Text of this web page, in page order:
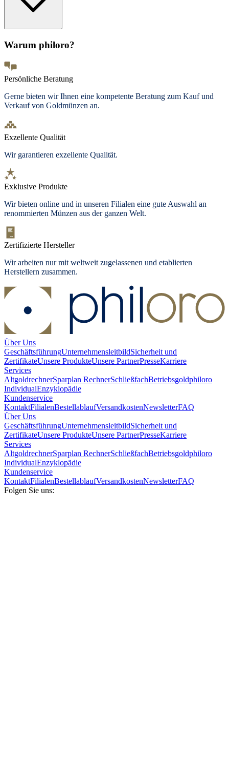
Warum philoro?
Persönliche Beratung
Gerne bieten wir Ihnen eine kompetente Beratung zum Kauf und
Verkauf von Goldmünzen an.
Exzellente Qualität
Wir garantieren exzellente Qualität.
Exklusive Produkte
Wir bieten online und in unseren Filialen eine gute Auswahl an
renommierten Münzen aus der ganzen Welt.
Zertifizierte Hersteller
Wir arbeiten nur mit weltweit zugelassenen und etablierten
Herstellern zusammen.
Über Uns
GeschäftsführungUnternehmensleitbildSicherheit und
ZertifikateUnsere ProdukteUnsere PartnerPresseKarriere
Services
AltgoldrechnerSparplan RechnerSchließfachBetriebsgoldphiloro
IndividualEnzyklopädie
Kundenservice
KontaktFilialenBestellablaufVersandkostenNewsletterFAQ
Über Uns
GeschäftsführungUnternehmensleitbildSicherheit und
ZertifikateUnsere ProdukteUnsere PartnerPresseKarriere
Services
AltgoldrechnerSparplan RechnerSchließfachBetriebsgoldphiloro
IndividualEnzyklopädie
Kundenservice
KontaktFilialenBestellablaufVersandkostenNewsletterFAQ
Folgen Sie uns: